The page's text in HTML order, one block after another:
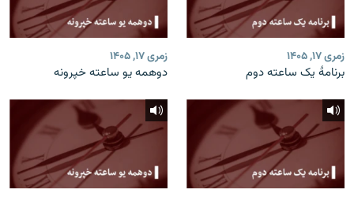
زمری ۱۷, ۱۴۰۵
برنامۀ یک ساعته دوم
زمری ۱۷, ۱۴۰۵
دوهمه یو ساعته خپرونه